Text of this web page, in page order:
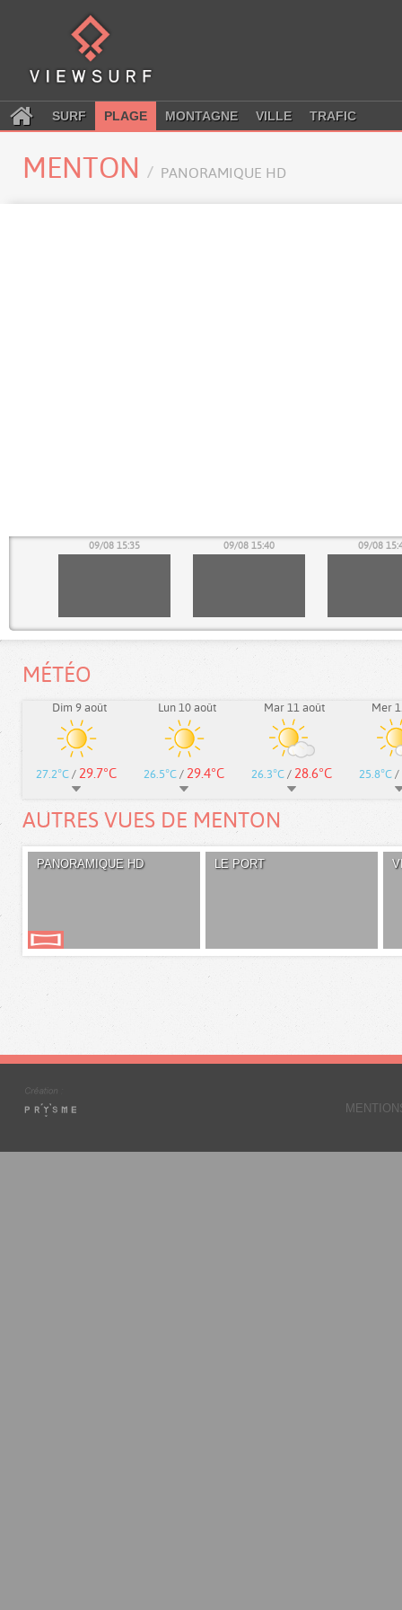
SURF PLAGE MONTAGNE VILLE TRAFIC
MENTON PANORAMIQUE HD
09/08 15:35 09/08 15:40 09/08
MÉTÉO
Dim 9 août
27.2°C / 29.7°C
Lun 10 août
26.5°C / 29.4°C
Mar 11 août
26.3°C / 28.6°C
Mer
25.8°C /
AUTRES VUES DE MENTON
PANORAMIQUE HD LE PORT